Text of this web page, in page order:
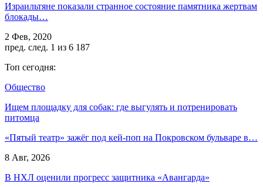
Израильтяне показали странное состояние памятника жертвам
блокады…
2 Фев, 2020
пред. след. 1 из 6 187
Топ сегодня:
Общество
Ищем площадку для собак: где выгулять и потренировать
питомца
«Пятый театр» зажёг под кей-поп на Покровском бульваре в…
8 Авг, 2026
В НХЛ оценили прогресс защитника «Авангарда»